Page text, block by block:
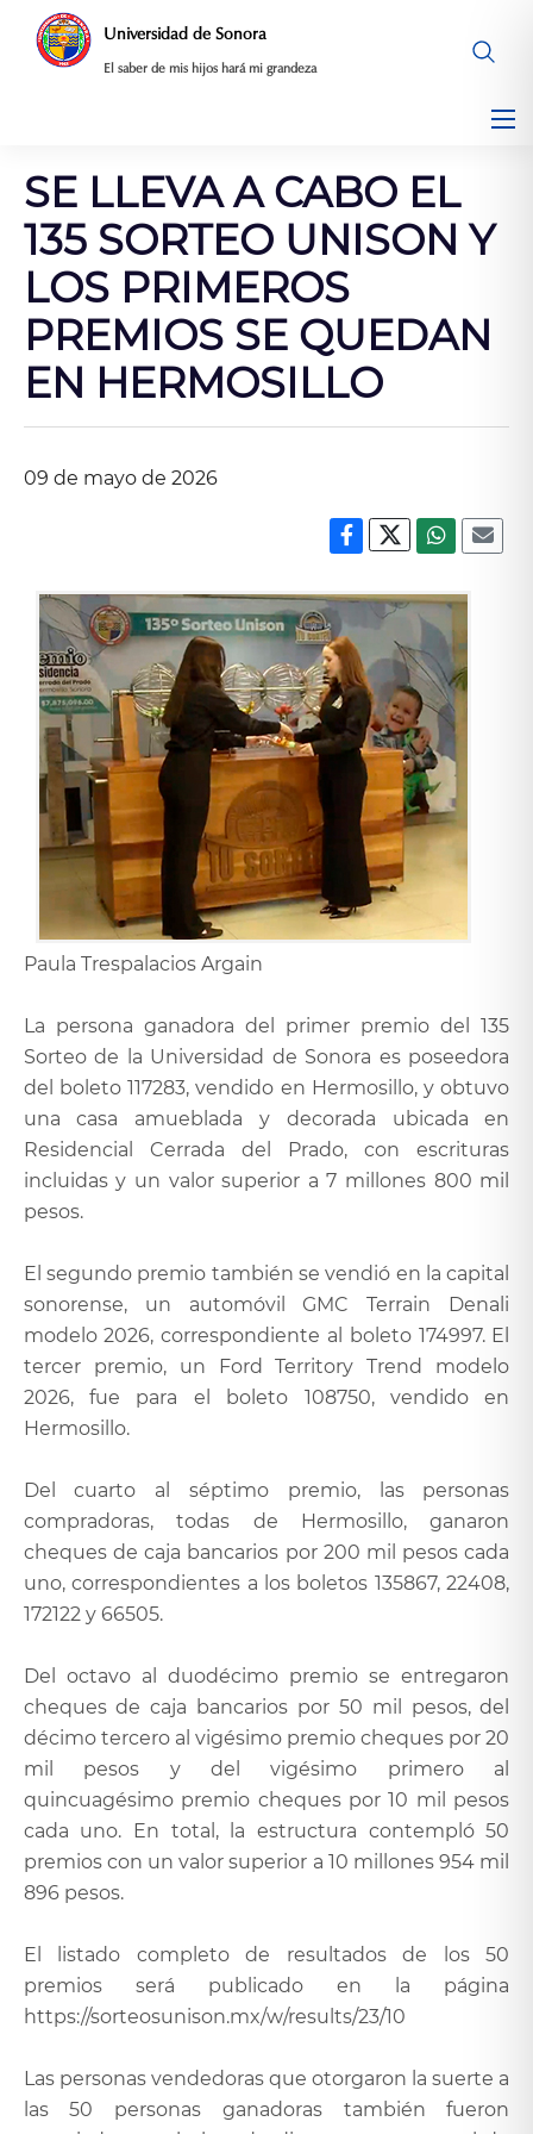
Saltar
contenido
Universidad de Sonora
El saber de mis hijos hará mi grandeza
SE LLEVA A CABO EL
135 SORTEO UNISON Y
LOS PRIMEROS
PREMIOS SE QUEDAN
EN HERMOSILLO
09 de mayo de 2026
Paula Trespalacios Argain
La persona ganadora del primer premio del 135
Sorteo de la Universidad de Sonora es poseedora
del boleto 117283, vendido en Hermosillo, y obtuvo
una casa amueblada y decorada ubicada en
Residencial Cerrada del Prado, con escrituras
incluidas y un valor superior a 7 millones 800 mil
pesos.
El segundo premio también se vendió en la capital
sonorense, un automóvil GMC Terrain Denali
modelo 2026, correspondiente al boleto 174997. El
tercer premio, un Ford Territory Trend modelo
2026, fue para el boleto 108750, vendido en
Hermosillo.
Del cuarto al séptimo premio, las personas
compradoras, todas de Hermosillo, ganaron
cheques de caja bancarios por 200 mil pesos cada
uno, correspondientes a los boletos 135867, 22408,
172122 y 66505.
Del octavo al duodécimo premio se entregaron
cheques de caja bancarios por 50 mil pesos, del
décimo tercero al vigésimo premio cheques por 20
mil pesos y del vigésimo primero al
quincuagésimo premio cheques por 10 mil pesos
cada uno. En total, la estructura contempló 50
premios con un valor superior a 10 millones 954 mil
896 pesos.
El listado completo de resultados de los 50
premios será publicado en la página
https://sorteosunison.mx/w/results/23/10
Las personas vendedoras que otorgaron la suerte a
las 50 personas ganadoras también fueron